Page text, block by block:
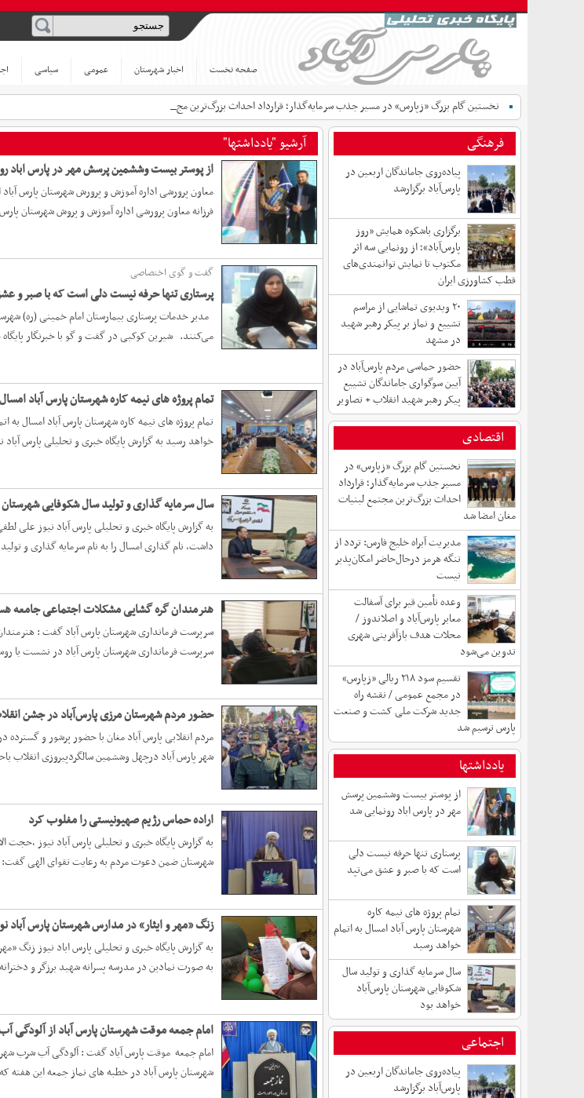
صفحه نخست اخبار شهرستان عمومی سیاسی
نخستین گام بزرگ «زپارس» در مسیر جذب سرمایه‌گذار؛ قرارداد احداث بزرگ‌ترین مجتمع لبنیات_
آرشیو "یادداشتها"
از پوستر بیست وششمین پرسش مهر در پارس اباد
معاون پرورشی اداره آموزش و پرورش شهرستان پارس
فرزانه معاون پرورشی اداره آموزش و پروش شهرستان
گفت و گوی اختصاصی
پرستاری تنها حرفه نیست دلی است که با صبر و
مدیر خدمات پرستاری بیمارستان امام خمینی (ره)
می‌کنند. شیرین کوکبی در گفت و گو با خبرنگار
تمام پروژه های نیمه کاره شهرستان پارس آباد
تمام پروژه های نیمه کاره شهرستان پارس آباد امسال به
خواهد رسید به گزارش پایگاه خبری و تحلیلی پارس
سال سرمایه گذاری و تولید سال شکوفایی
به گزارش پایگاه خبری و تحلیلی پارس آباد نیوز
داشت، نام گذاری امسال را به نام سرمایه گذاری و
هنرمندان گره گشایی مشکلات اجتماعی جامعه
سرپرست فرمانداری شهرستان پارس آباد گفت :
سرپرست فرمانداری شهرستان پارس آباد در نشست با
حضور مردم شهرستان مرزی پارس‌آباد در جشن
شهر پارس آباد درچهل وششمین سالگردپیروزی انقلاب
اراده حماس رژیم صهیونیستی را مغلوب کرد
به گزارش پایگاه خبری و تحلیلی پارس آباد نیوز ،حجت
شهرستان ضمن دعوت مردم به رعایت تقوای الهی گفت:
زنگ «مهر و ایثار» در مدارس شهرستان پارس آباد
به گزارش پایگاه خبری و تحلیلی پارس اباد نیوز زنگ
به صورت نمادین در مدرسه پسرانه شهید برزگر و
امام جمعه موقت شهرستان پارس آباد از آلودگی
امام جمعه موقت پارس آباد گفت : آلودگی آب شرب شهر
شهرستان پارس آباد در خطبه های نماز جمعه این هفته
فرهنگی
پیاده‌روی جاماندگان اربعین در
پارس‌آباد برگزارشد
برگزاری باشکوه همایش «روز
پارس‌آباد»؛ از رونمایی سه اثر
مکتوب تا نمایش توانمندی‌های
قطب کشاورزی ایران
۲۰ ویدیوی تماشایی از مراسم
تشییع و نماز بر پیکر رهبر شهید
در مشهد
حضور حماسی مردم پارس‌آباد در
آیین سوگواری جاماندگان تشییع
پیکر رهبر شهید انقلاب + تصاویر
اقتصادی
نخستین گام بزرگ «زپارس» در
مسیر جذب سرمایه‌گذار؛ قرارداد
احداث بزرگ‌ترین مجتمع لبنیات
مغان امضا شد
مدیریت آبراه خلیج فارس: تردد از
تنگه هرمز درحال‌حاضر امکان‌پذیر
نیست
وعده تأمین قیر برای آسفالت
معابر پارس‌آباد و اصلاندوز /
محلات هدف بازآفرینی شهری
تدوین می‌شود
تقسیم سود ۲۱۸ ریالی «زپارس»
در مجمع عمومی / نقشه راه
جدید شرکت ملی کشت و صنعت
پارس ترسیم شد
یادداشتها
از پوستر بیست وششمین پرسش
مهر در پارس اباد رونمایی شد
پرستاری تنها حرفه نیست دلی
است که با صبر و عشق می‌تپد
تمام پروژه های نیمه کاره
شهرستان پارس آباد امسال به اتمام
خواهد رسید
سال سرمایه گذاری و تولید سال
شکوفایی شهرستان پارس‌آباد
خواهد بود
اجتماعی
پیاده‌روی جاماندگان اربعین در
پارس‌آباد برگزارشد